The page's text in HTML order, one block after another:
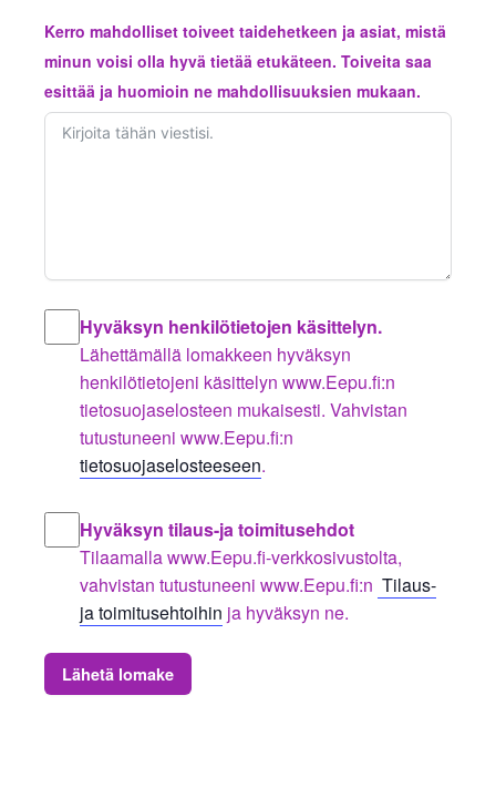
Kerro mahdolliset toiveet taidehetkeen ja asiat, mistä
minun voisi olla hyvä tietää etukäteen. Toiveita saa
esittää ja huomioin ne mahdollisuuksien mukaan.
Hyväksyn henkilötietojen käsittelyn.
Lähettämällä lomakkeen hyväksyn
henkilötietojeni käsittelyn www.Eepu.fi:n
tietosuojaselosteen mukaisesti. Vahvistan
tutustuneeni www.Eepu.fi:n
tietosuojaselosteeseen.
Hyväksyn tilaus-ja toimitusehdot
Tilaamalla www.Eepu.fi-verkkosivustolta,
vahvistan tutustuneeni www.Eepu.fi:n Tilaus-
ja toimitusehtoihin ja hyväksyn ne.
Lähetä lomake